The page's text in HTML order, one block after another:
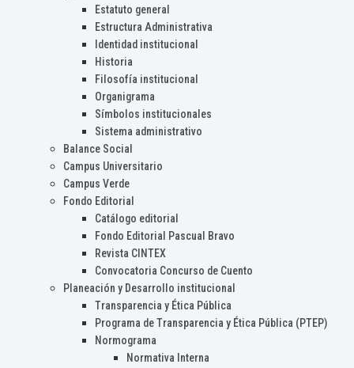
Estatuto general
Estructura Administrativa
Identidad institucional
Historia
Filosofía institucional
Organigrama
Símbolos institucionales
Sistema administrativo
Balance Social
Campus Universitario
Campus Verde
Fondo Editorial
Catálogo editorial
Fondo Editorial Pascual Bravo
Revista CINTEX
Convocatoria Concurso de Cuento
Planeación y Desarrollo institucional
Transparencia y Ética Pública
Programa de Transparencia y Ética Pública (PTEP)
Normograma
Normativa Interna